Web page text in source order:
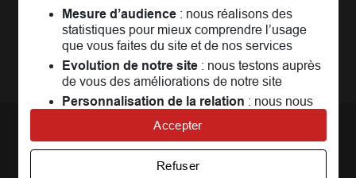
MAIF Impact
Camif
Assurance vie
Plan d'épargne retraite (PER)
Avis MAIF (Avis Vérifiés)
Nos partenaires services
partager, profiter...
Rejoindre la communauté
Nous contacter
Mesure d’audience: nous réalisons des
statistiques pour mieux comprendre l’usage
que vous faites du site et de nos services
Evolution de notre site: nous testons auprès
de vous des améliorations de notre site
Personnalisation de la relation : nous nous
et personnaliser nos offres
Univers publicitaire: nous utilisons avec nos
partenaires des cookies pour afficher des
Refuser
Accepter